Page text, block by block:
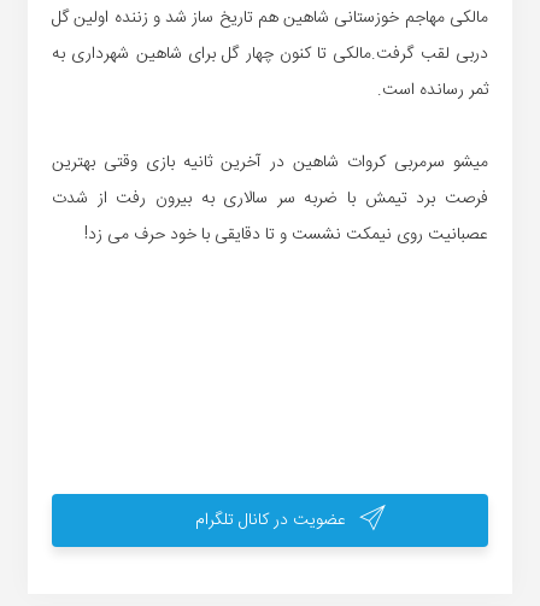
مالکی مهاجم خوزستانی شاهین هم تاریخ ساز شد و زننده اولین گل
دربی لقب گرفت.مالکی تا کنون چهار گل برای شاهین شهرداری به
ثمر رسانده است.
میشو سرمربی کروات شاهین در آخرین ثانیه بازی وقتی بهترین
فرصت برد تیمش با ضربه سر سالاری به بیرون رفت از شدت
عصبانیت روی نیمکت نشست و تا دقایقی با خود حرف می زد!
عضویت در کانال تلگرام